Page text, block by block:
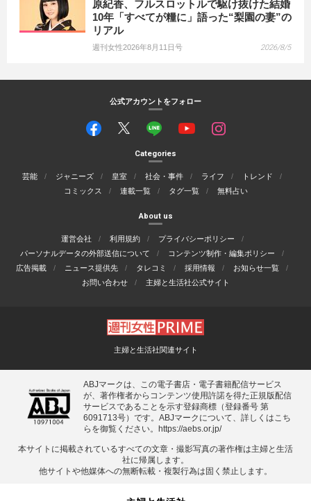
原紀香、フルスロットルで駆け抜けた結婚
10年「すべてが糧に」語った“梨園の妻”の
リアル
週刊女性2026年8月11日号 2026/8/5
公式アカウントをフォロー
Categories
芸能 ジャニーズ 皇室 社会・事件 ライフ
トレンド
コミックス
連載一覧 タグ一覧 無料占い
About us
運営会社 利用規約
プライバシーポリシー
パーソナルデータの外部送信について
コンテンツ制作・編集ポリシー
広告掲載
ニュース提供先 タレコミ 採用情報
お知らせ一覧
お問い合わせ
主婦と生活社公式サイト
主婦と生活社関連サイト
ABJマークは、この電子書店・電子書籍配信サービス
が、著作権者からコンテンツ使用許諾を得た正規版配信
サービスであることを示す登録商標（登録番号 第
6091713号）です。ABJマークについて、詳しくはこち
らを御覧ください。
https://aebs.or.jp/
本サイトに掲載されているすべての⽂章・撮影写真の著作権は主婦と⽣活
社に帰属します。
他サイトや他媒体への無断転載・複製⾏為は固く禁⽌します。